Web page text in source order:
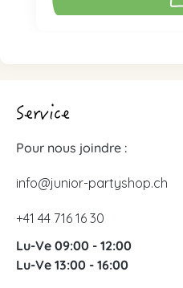
Service
Pour nous joindre :
info@junior-partyshop.ch
+41 44 716 16 30
Lu-Ve 09:00 - 12:00
Lu-Ve 13:00 - 16:00